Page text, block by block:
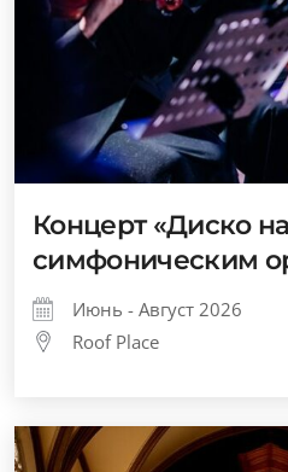
Концерт «Диско
симфоническим
Июнь - Август 2026
Roof Place